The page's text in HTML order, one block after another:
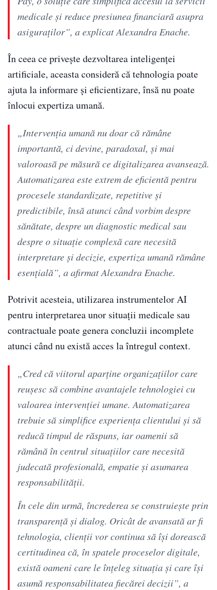
medicale și reduce presiunea financiară asupra
asiguraților”, a explicat Alexandra Enache.
În ceea ce privește dezvoltarea inteligenței
artificiale, aceasta consideră că tehnologia poate
ajuta la informare și eficientizare, însă nu poate
înlocui expertiza umană.
„Intervenția umană nu doar că rămâne
importantă, ci devine, paradoxal, și mai
valoroasă pe măsură ce digitalizarea avansează.
Automatizarea este extrem de eficientă pentru
procesele standardizate, repetitive și
predictibile, însă atunci când vorbim despre
sănătate, despre un diagnostic medical sau
despre o situație complexă care necesită
interpretare și decizie, expertiza umană rămâne
esențială”, a afirmat Alexandra Enache.
Potrivit acesteia, utilizarea instrumentelor AI
pentru interpretarea unor situații medicale sau
contractuale poate genera concluzii incomplete
atunci când nu există acces la întregul context.
„Cred că viitorul aparține organizațiilor care
reușesc să combine avantajele tehnologiei cu
valoarea intervenției umane. Automatizarea
trebuie să simplifice experiența clientului și să
reducă timpul de răspuns, iar oamenii să
rămână în centrul situațiilor care necesită
judecată profesională, empatie și asumarea
responsabilității.
În cele din urmă, încrederea se construiește prin
transparență și dialog. Oricât de avansată ar fi
tehnologia, clienții vor continua să își dorească
certitudinea că, în spatele proceselor digitale,
există oameni care le înțeleg situația și care își
asumă responsabilitatea fiecărei decizii”, a